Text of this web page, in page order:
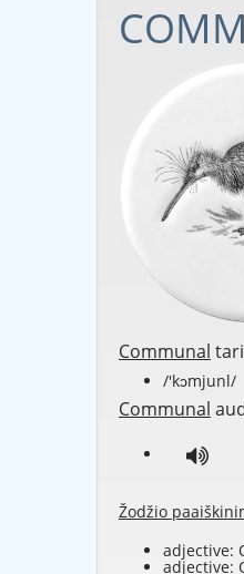
Communal
/'kɔmjunl/
Communal
Žodžio
adjective:
adjective: